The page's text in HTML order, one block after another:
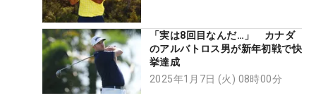
「実は8回目なんだ…」 カナダ
のアルバトロス男が新年初戦で快
挙達成
2025年1月7日 (火) 08時00分